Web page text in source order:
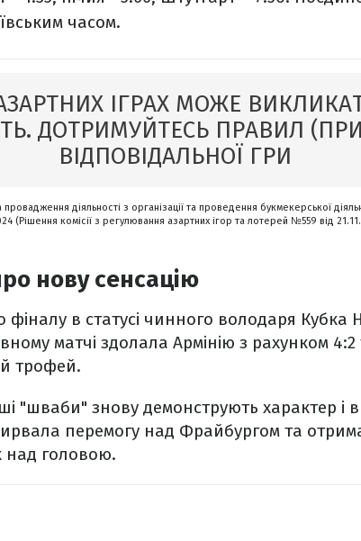
часом.
ІГРАХ МОЖЕ
ДОТРИМУЙТЕСЬ ПРАВИЛ
ВІДПОВІДАЛЬНОЇ ГРИ
діяльності з організації та проведення букмекерської
(Рішення комісії з регулювання азартних ігор та лотерей №559 від
нову сенсацію
фіналу в статусі чинного володаря Кубка
матчі здолала Армінію з рахунком
трофей.
"шваби" знову демонструють характер
перемогу над Фрайбургом та
над головою.